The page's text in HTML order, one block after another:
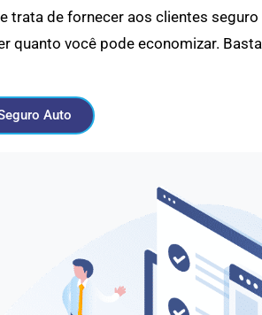
trata de fornecer aos clientes
quanto você pode economizar.
Auto